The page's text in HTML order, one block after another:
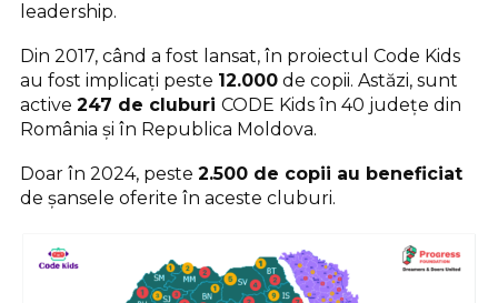
leadership.
Din 2017, când a fost lansat, în proiectul Code Kids
au fost implicați peste 12.000 de copii. Astăzi, sunt
active 247 de cluburi CODE Kids în 40 județe din
România și în Republica Moldova.
Doar în 2024, peste 2.500 de copii au beneficiat
de șansele oferite în aceste cluburi.